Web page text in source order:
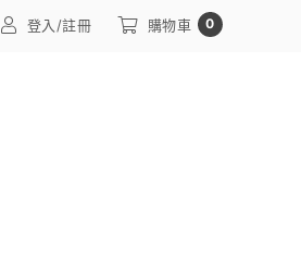
登入/註冊 購物車 0